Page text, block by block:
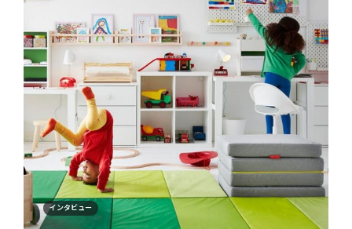
インタビュー